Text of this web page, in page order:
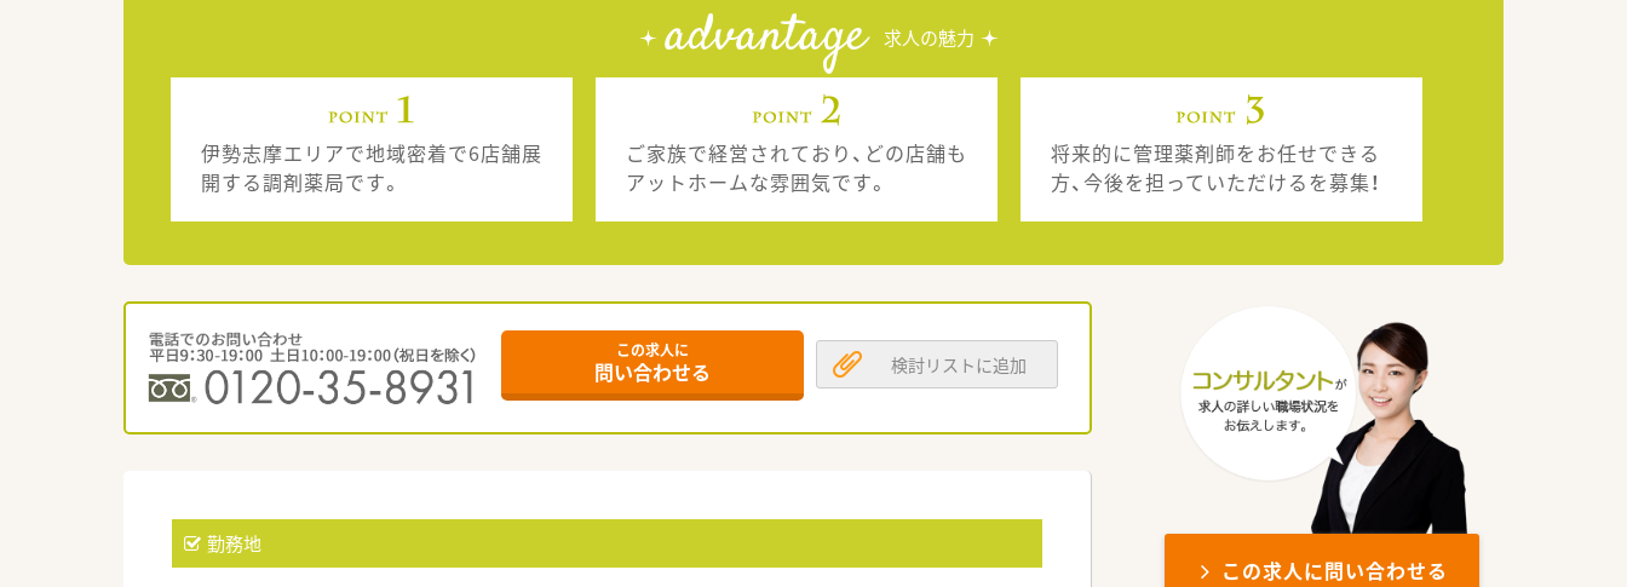
advantage 求人の魅力
伊勢志摩エリアで地域密着で6店舗展
開する調剤薬局です。
ご家族で経営されており、どの店舗も
アットホームな雰囲気です。
将来的に管理薬剤師をお任せできる
方、今後を担っていただけるを募集！
この求人に
問い合わせる 検討リストに追加
勤務地
この求人に問い合わせる